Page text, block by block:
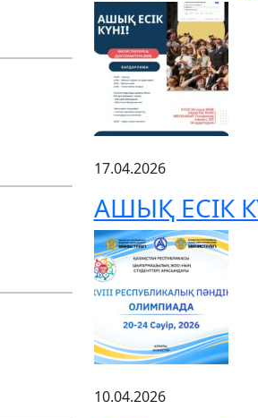
17.04.2026
АШЫҚ ЕСІК
10.04.2026